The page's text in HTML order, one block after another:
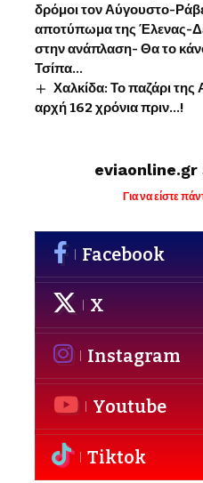
δρόμοι τον Αύγουστο-
αποτύπωμα της Έλενας-
στην ανάπλαση- Θα το
Τσίπα…
Χαλκίδα: Το παζάρι
αρχή 162 χρόνια πριν…!
eviaonline.gr
Για να είστε
Facebook
X
Instagram
Youtube
Tiktok